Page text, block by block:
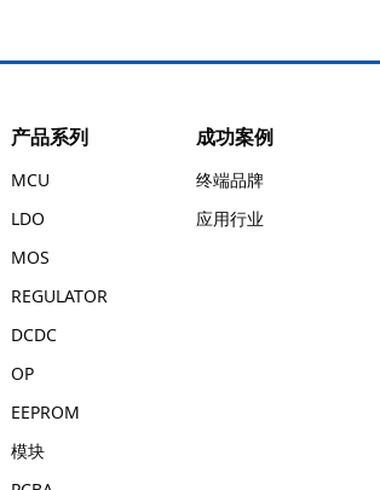
产品系列
MCU
LDO
MOS
REGULATOR
DCDC
OP
EEPROM
模块
成功案例
终端品牌
应用行业